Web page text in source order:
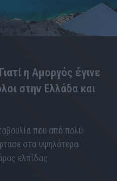
η Αμοργός έγινε
στην Ελλάδα και
που από πολύ
στα υψηλότερα
ελπίδας